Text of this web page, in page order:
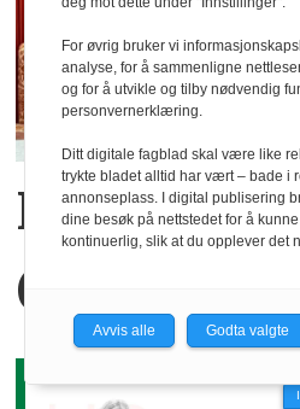
dem
For øvrig bruker vi
analyse, for å sammenligne
og for å utvikle og tilby nødvendig
personvernerklæring.
Ditt digitale fagblad skal være like
trykte bladet alltid har vært – bade i
annonseplass. I digital publisering
dine besøk på nettstedet for å
kontinuerlig, slik at du opplever det
Avvis alle Godta valgte